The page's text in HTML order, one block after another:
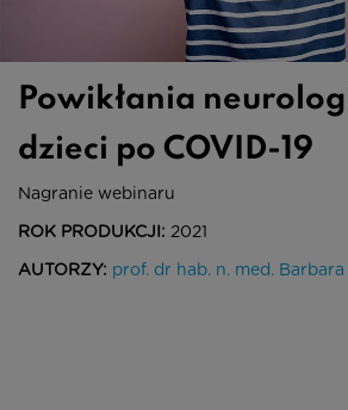
Powikłania
dzieci po COVID-19
Nagranie webinaru
ROK PRODUKCJI: 2021
AUTORZY: prof. dr hab. n. med.